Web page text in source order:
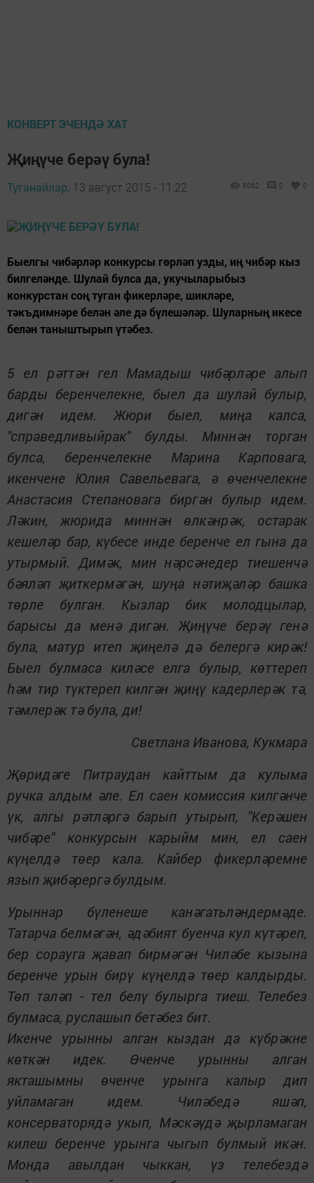
КОНВЕРТ ЭЧЕНДӘ ХАТ
Җиңүче берәү була!
Туганайлар, 13 август 2015 - 11:22 5062 0 0
Быелгы чибәрләр конкурсы гөрләп узды, иң чибәр кыз
билгеләнде. Шулай булса да, укучыларыбыз
конкурстан соң туган фикерләре, шикләре,
тәкъдимнәре белән әле дә бүлешәләр. Шуларның икесе
белән таныштырып үтәбез.
5 ел рәттән гел Мамадыш чибәрләре алып
барды беренчелекне, быел да шулай булыр,
дигән идем. Жюри быел, миңа калса,
"справедливыйрак" булды. Миннән торган
булса, беренчелекне Марина Карповага,
икенчене Юлия Савельевага, ә өченчелекне
Анастасия Степановага биргән булыр идем.
Ләкин, жюрида миннән өлкәнрәк, остарак
кешеләр бар, күбесе инде беренче ел гына да
утырмый. Димәк, мин нәрсәнедер тиешенчә
бәяләп җиткермәгән, шуңа нәтиҗәләр башка
төрле булган. Кызлар бик молодцылар,
барысы да менә дигән. Җиңүче берәү генә
була, матур итеп җиңелә дә белергә кирәк!
Быел булмаса киләсе елга булыр, көттереп
һәм тир түктереп килгән җиңү кадерлерәк тә,
тәмлерәк тә була, ди!
Светлана Иванова, Кукмара
Җөридәге Питраудан кайттым да кулыма
ручка алдым әле. Ел саен комиссия килгәнче
үк, алгы рәтләргә барып утырып, "Керәшен
чибәре" конкурсын карыйм мин, ел саен
күңелдә төер кала. Кайбер фикерләремне
язып җибәрергә булдым.
Урыннар бүленеше канәгатьләндермәде.
Татарча белмәгән, әдәбият буенча кул күтәреп,
бер сорауга җавап бирмәгән Чиләбе кызына
беренче урын бирү күңелдә төер калдырды.
Төп таләп - тел белү булырга тиеш. Телебез
булмаса, руслашып бетәбез бит.
Икенче урынны алган кыздан да күбрәкне
көткән идек. Өченче урынны алган
якташымны өченче урынга калыр дип
уйламаган идем. Чиләбедә яшәп,
консерваторядә укып, Мәскәүдә җырламаган
килеш беренче урынга чыгып булмый икән.
Монда авылдан чыккан, үз телебездә